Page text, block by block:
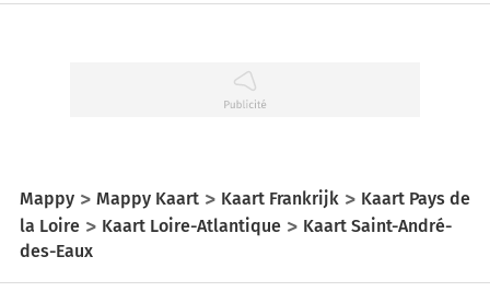
Mappy Mappy Kaart Kaart Frankrijk
Kaart Pays de
la Loire
Kaart Loire-Atlantique
Kaart Saint-André-
des-Eaux